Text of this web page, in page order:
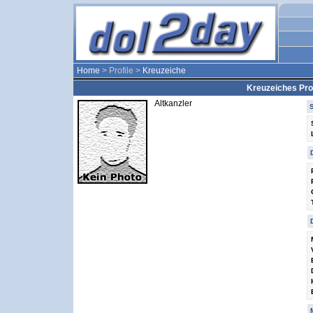
Home > Profile > Kreuzeiche
Kreuzeiches
Altkanzler